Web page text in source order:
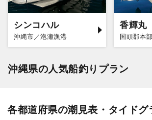
シンコハル
沖縄市／泡瀬漁港
香輝丸
国頭郡本
沖縄県の人気船釣りプラン
各都道府県の潮見表・タイドグ